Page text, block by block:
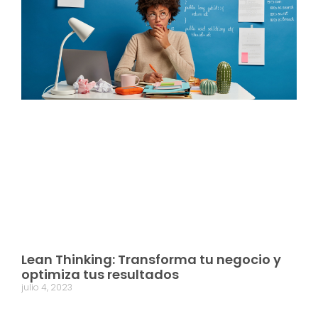
Lean Thinking: Transforma tu negocio y
optimiza tus resultados
julio 4, 2023